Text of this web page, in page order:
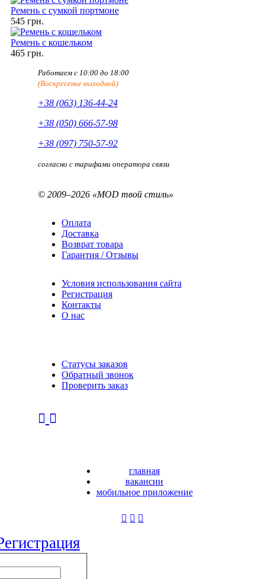
Ремень с сумкой портмоне
545 грн.
Ремень с кошельком
465 грн.
Работаем с 10:00 до 18:00
(Воскресенье выходной)
+38 (063) 136-44-24
+38 (050) 666-57-98
+38 (097) 750-57-92
согласно с тарифами оператора связи
© 2009–2026 «MOD твой стиль»
Оплата
Доставка
Возврат товара
Гарантия / Отзывы
Условия использования сайта
Регистрация
Контакты
О нас
Статусы заказов
Обратный звонок
Проверить заказ
главная
вакансии
мобильное приложение